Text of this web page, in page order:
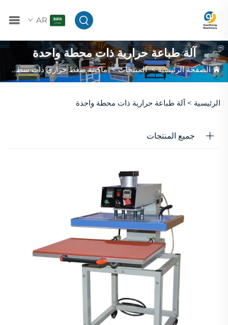
AR
آلة طباعة حرارية ذات محطة واحدة
الصفحة الرئيسية>المنتجات>ماكينة ضغط حراري ذات سطح مسطح
الرئيسية > آلة طباعة حرارية ذات محطة واحدة
جميع المنتجات